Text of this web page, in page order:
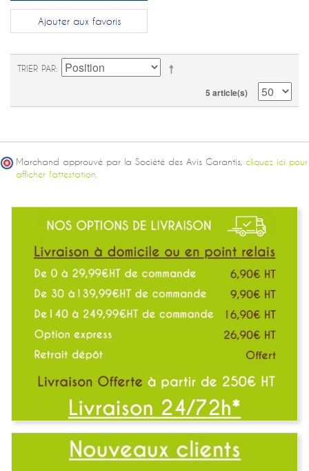
Ajouter aux favoris
TRIER PAR
5 article(s)
Marchand approuvé par la Société des Avis Garantis, cliquez ici pour
afficher l'attestation.